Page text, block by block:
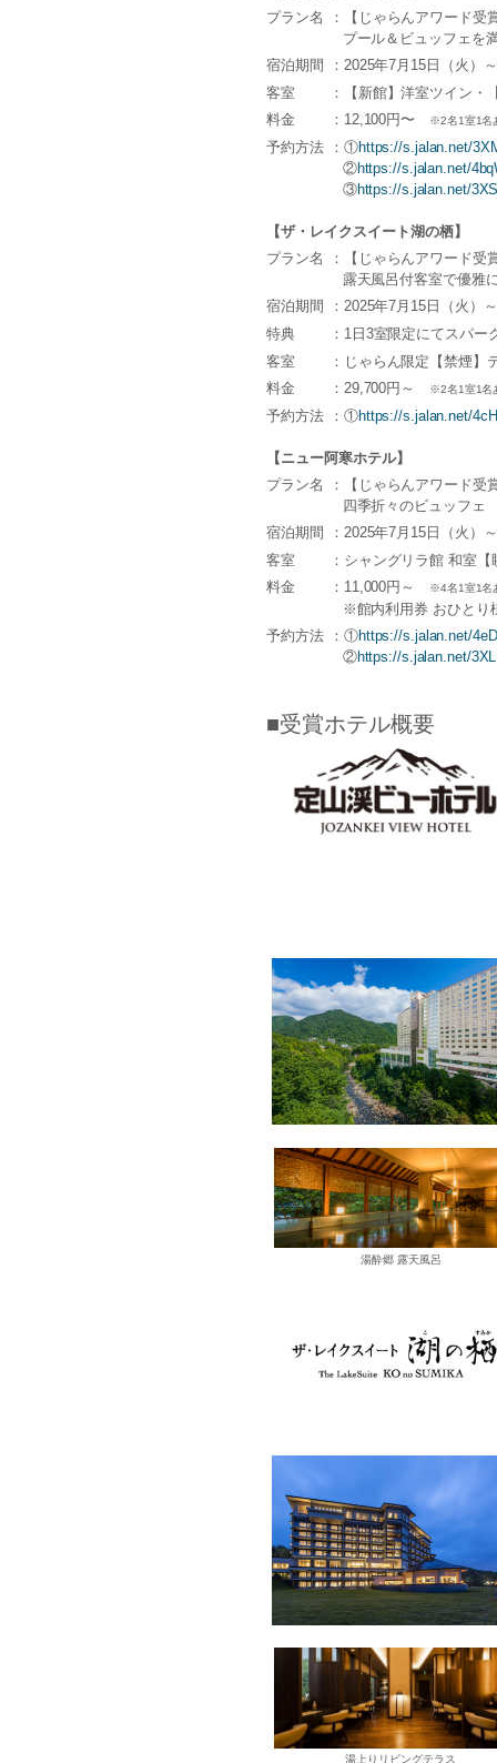
プラン名
：【じゃらんアワード
プール＆ビュッフェを
宿泊期間
：2025年7月15日（火）
客室
：【新館】洋室ツイン・
料金
：12,100円〜 ※2名1室1名
予約方法 ：①https://s.jalan.net/
②https://s.jalan.net/
③https://s.jalan.net/
【ザ・レイクスイート湖の栖】
プラン名
：【じゃらんアワード
露天風呂付客室で優雅
宿泊期間
：2025年7月15日（火）
特典
：1日3室限定にてスパ
客室
：じゃらん限定【禁煙】
料金
：29,700円～ ※2名1室1名
予約方法 ：①https://s.jalan.net/
【ニュー阿寒ホテル】
プラン名
：【じゃらんアワード
四季折々のビュッフェ
宿泊期間
：2025年7月15日（火）
客室
：シャングリラ館 和室
料金
：11,000円～ ※4名1室1名
※館内利用券 おひとり
予約方法
：①https://s.jalan.net/
②https://s.jalan.net/
■受賞ホテル概要
湯酔郷 露天風呂
湯上りリビングテラス